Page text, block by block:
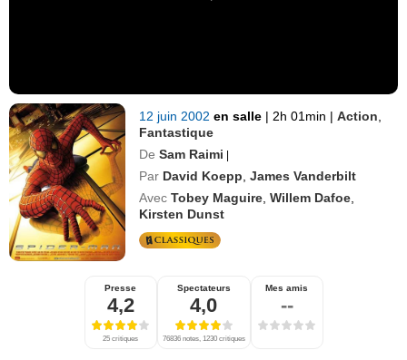
12 juin 2002en salle | 2h 01min | Action
Fantastique
De Sam Raimi |
Par David Koepp ,James Vanderbilt
Avec Tobey Maguire ,Willem Dafoe
Kirsten Dunst
Presse
4,2
25 critiques
Spectateurs
4,0
76836 notes, 1230 critiques
Mes amis
--